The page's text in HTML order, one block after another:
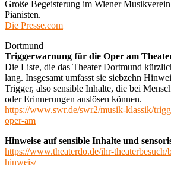
Große Begeisterung im Wiener
Pianisten.
Die Presse.com
Dortmund
Triggerwarnung für die Oper am
Die Liste, die das Theater Dortmund
lang. Insgesamt umfasst sie siebzehn
Trigger, also sensible Inhalte, die bei
oder Erinnerungen auslösen können.
https://www.swr.de/swr2/musik-klassik/
oper-am
Hinweise auf sensible Inhalte und
https://www.theaterdo.de/ihr-
hinweis/